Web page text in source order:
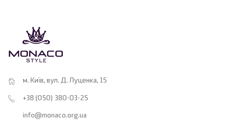
м. Київ, вул. Д. Луценка, 15
+38 (050) 380-03-25
info@monaco.org.ua